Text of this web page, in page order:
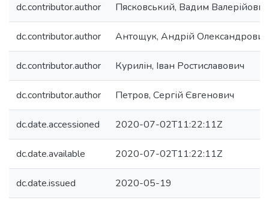
dc.contributor.author Пясковський, Вадим Валерійович
dc.contributor.author Антощук, Андрій Олександрович
dc.contributor.author Курилін, Іван Ростиславович
dc.contributor.author Петров, Сергій Євгенович
dc.date.accessioned 2020-07-02T11:22:11Z
dc.date.available 2020-07-02T11:22:11Z
dc.date.issued 2020-05-19